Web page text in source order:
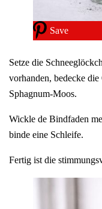
Save
Setze die
vorhanden, bedecke
Sphagnum-Moos.
Wickle de Bindfaden
binde eine Schleife.
Fertig ist die